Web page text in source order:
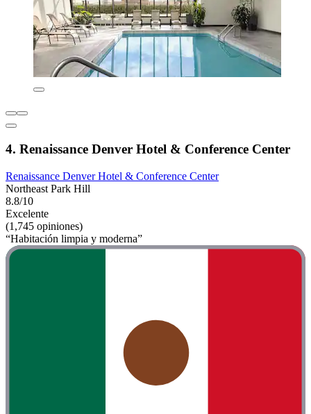
4. Renaissance Denver Hotel & Conference Center
Renaissance Denver Hotel & Conference Center
Northeast Park Hill
8.8/10
Excelente
(1,745 opiniones)
“Habitación limpia y moderna”